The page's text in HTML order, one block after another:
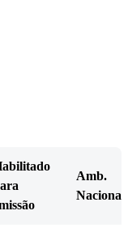
Amb.
Nacional